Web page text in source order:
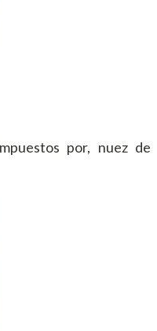
por, nuez de